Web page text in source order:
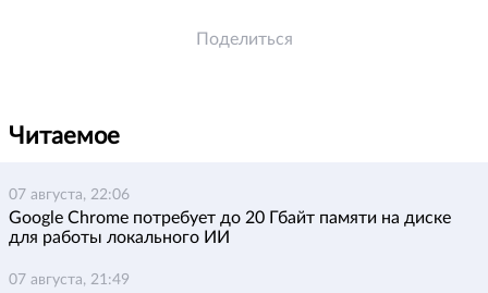
Поделиться
Читаемое
07 августа, 22:06
Google Chrome потребует до 20 Гбайт памяти на диске
для работы локального ИИ
07 августа, 21:49